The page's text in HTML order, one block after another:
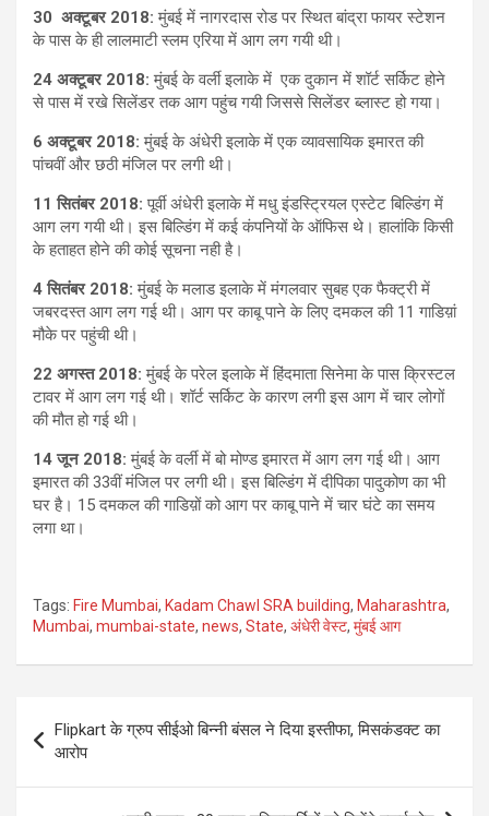
30 अक्टूबर 2018: मुंबई में नागरदास रोड पर स्थित बांद्रा फायर स्टेशन
के पास के ही लालमाटी स्लम एरिया में आग लग गयी थी।
24 अक्टूबर 2018: मुंबई के वर्ली इलाके में एक दुकान में शॉर्ट सर्किट होने
से पास में रखे सिलेंडर तक आग पहुंच गयी जिससे सिलेंडर ब्लास्ट हो गया।
6 अक्टूबर 2018: मुंबई के अंधेरी इलाके में एक व्यावसायिक इमारत की
पांचवीं और छठी मंजिल पर लगी थी।
11 सितंबर 2018: पूर्वी अंधेरी इलाके में मधु इंडस्ट्रियल एस्टेट बिल्डिंग में
आग लग गयी थी। इस बिल्डिंग में कई कंपनियों के ऑफिस थे। हालांकि किसी
के हताहत होने की कोई सूचना नही है।
4 सितंबर 2018:मुंबई के मलाड इलाके में मंगलवार सुबह एक फैक्ट्री में
जबरदस्त आग लग गई थी। आग पर काबू पाने के लिए दमकल की 11 गाडिय़ां
मौके पर पहुंची थी।
22 अगस्त 2018:मुंबई के परेल इलाके में हिंदमाता सिनेमा के पास क्रिस्टल
टावर में आग लग गई थी। शॉर्ट सर्किट के कारण लगी इस आग में चार लोगों
की मौत हो गई थी।
14 जून 2018:मुंबई के वर्ली में बो मोण्ड इमारत में आग लग गई थी। आग
इमारत की 33वीं मंजिल पर लगी थी। इस बिल्डिंग में दीपिका पादुकोण का भी
घर है। 15 दमकल की गाडिय़ों को आग पर काबू पाने में चार घंटे का समय
लगा था।
Tags: Fire Mumbai, Kadam Chawl SRA building, Maharashtra,
Mumbai, mumbai-state, news, State, अंधेरी वेस्ट, मुंबई आग
navigation
Flipkart के ग्रुप सीईओ बिन्नी बंसल ने दिया इस्तीफा, मिसकंडक्ट का
आरोप